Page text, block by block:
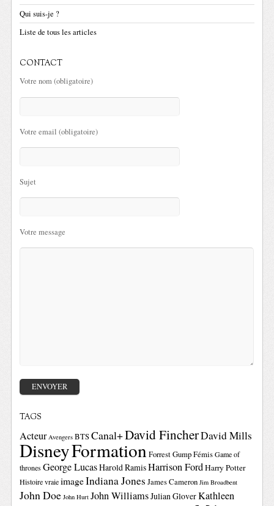
Qui suis-je ?
Liste de tous les articles
CONTACT
Votre nom (obligatoire)
Votre email (obligatoire)
Sujet
Votre message
TAGS
Acteur Avengers BTSCanal+David FincherDavid Mills
DisneyFormationForrest GumpFémis Game of
thrones George LucasHarold RamisHarrison FordHarry Potter
Histoire vraie imageIndiana Jones James Cameron Jim Broadbent
John Doe John Hurt John WilliamsJulian GloverKathleen